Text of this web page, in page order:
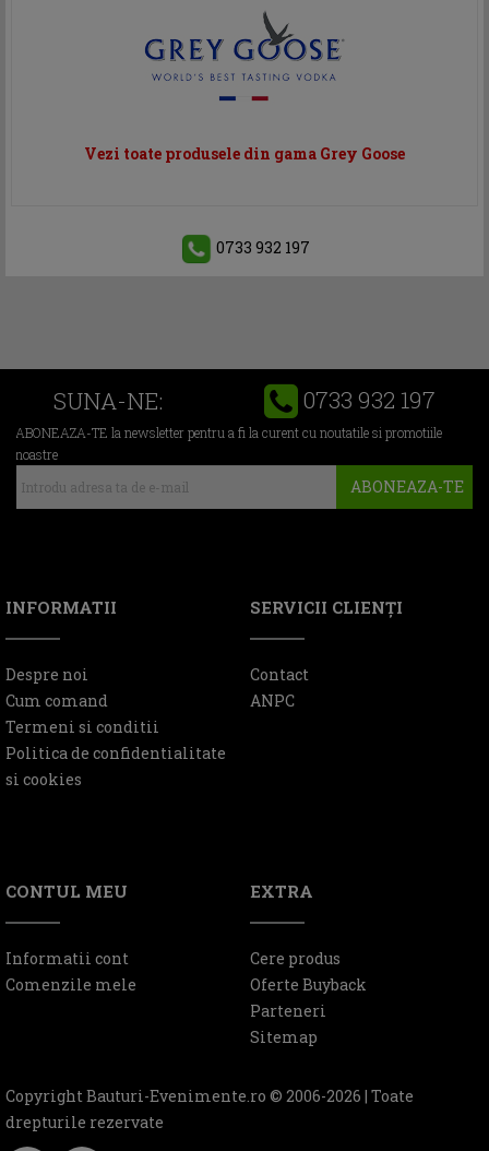
Vezi toate produsele din gama Grey Goose
0733 932 197
SUNA-NE: 0733 932 197
ABONEAZA-TE la newsletter pentru a fi la curent cu noutatile si promotiile
noastre
ABONEAZA-TE
INFORMATII
Despre noi
Cum comand
Termeni si conditii
Politica de confidentialitate
si cookies
SERVICII CLIENŢI
Contact
ANPC
CONTUL MEU
Informatii cont
Comenzile mele
EXTRA
Cere produs
Oferte Buyback
Parteneri
Sitemap
Copyright Bauturi-Evenimente.ro © 2006-2026 | Toate
drepturile rezervate